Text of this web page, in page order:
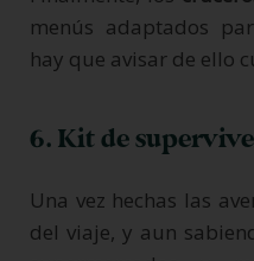
menús adaptados
hay que avisar de ello
6. Kit de
Una vez hechas las
del viaje, y aun